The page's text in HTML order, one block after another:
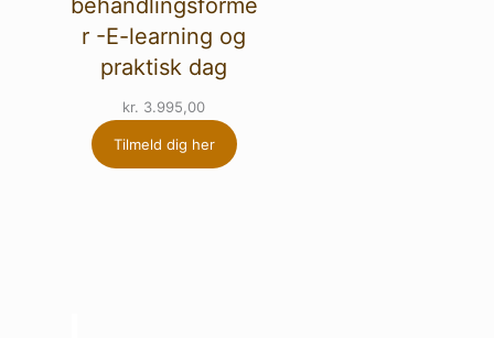
behandlingsforme
r -E-learning og
praktisk dag
kr. 3.995,00
Tilmeld dig her